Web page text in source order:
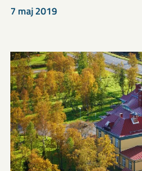
7 maj 2019